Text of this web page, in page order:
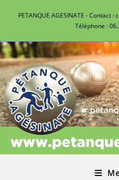
PETANQUE AGESINATE - Contact
Téléphone :